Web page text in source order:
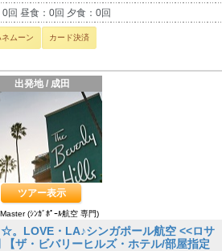
回 昼食：0回 夕食：0回
ネムーン カード決済
出発地 / 成田
ツアー表示
(ｼﾝｶﾞﾎﾟｰﾙ航空 専門)
。LOVE・LA♪シンガポール航空 <<ロサ
【ザ・ビバリーヒルズ・ホテル/部屋指定